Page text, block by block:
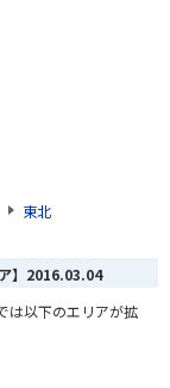
東北
2016.03.04
は以下のエリアが拡